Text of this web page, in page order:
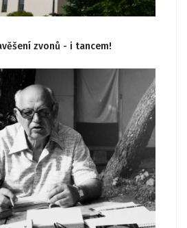
zvonů - i tancem!